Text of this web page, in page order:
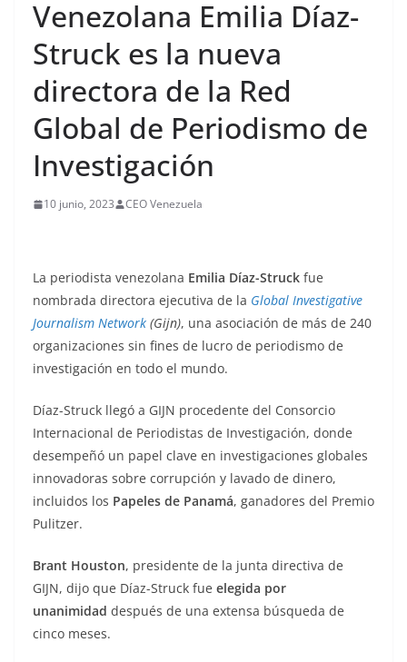
Venezolana Emilia Díaz-
Struck es la nueva
directora de la Red
Global de Periodismo de
Investigación
10 junio, 2023 CEO Venezuela
La periodista venezolana Emilia Díaz-Struck fue
nombrada directora ejecutiva de la Global Investigative
Journalism Network (Gijn), una asociación de más de 240
organizaciones sin fines de lucro de periodismo de
investigación en todo el mundo.
Díaz-Struck llegó a GIJN procedente del Consorcio
Internacional de Periodistas de Investigación, donde
desempeñó un papel clave en investigaciones globales
innovadoras sobre corrupción y lavado de dinero,
incluidos los Papeles de Panamá, ganadores del Premio
Pulitzer.
Brant Houston, presidente de la junta directiva de
GIJN, dijo que Díaz-Struck fue elegida por
unanimidad después de una extensa búsqueda de
cinco meses.